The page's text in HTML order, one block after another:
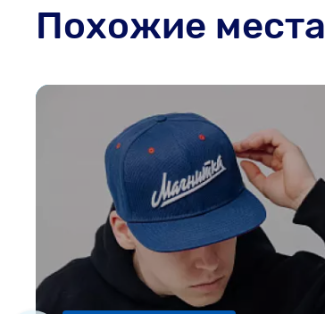
Похожие места